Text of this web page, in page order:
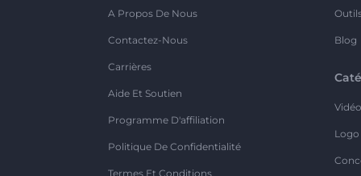
A Propos De Nous
Contactez-Nous
Carrières
Aide Et Soutien
Programme D'affiliation
Politique De Confidentialité
Termes Et Conditions
Blog
Vidéo
Logo